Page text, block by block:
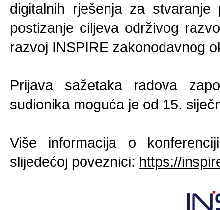
digitalnih rješenja za
postizanje ciljeva održivog
razvoj INSPIRE zakonodavnog
Prijava sažetaka radova
sudionika moguća je od 15.
Više informacija o
slijedećoj poveznici: https://